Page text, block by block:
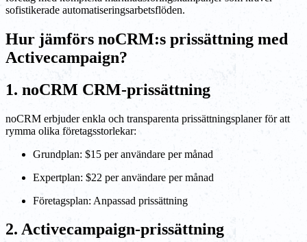
sofistikerade automatiseringsarbetsflöden.
Hur jämförs noCRM:s prissättning med
Activecampaign?
1. noCRM CRM-prissättning
noCRM erbjuder enkla och transparenta prissättningsplaner för att
rymma olika företagsstorlekar:
Grundplan: $15 per användare per månad
Expertplan: $22 per användare per månad
Företagsplan: Anpassad prissättning
2. Activecampaign-prissättning